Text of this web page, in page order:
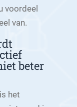
voordeel
van.
beter
het